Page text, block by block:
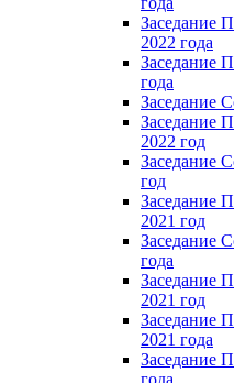
Заседание
2022 года
Заседание
года
Заседание
Заседание
2022 год
Заседание
год
Заседание
2021 год
Заседание
года
Заседание
2021 год
Заседание
2021 года
Заседание
года